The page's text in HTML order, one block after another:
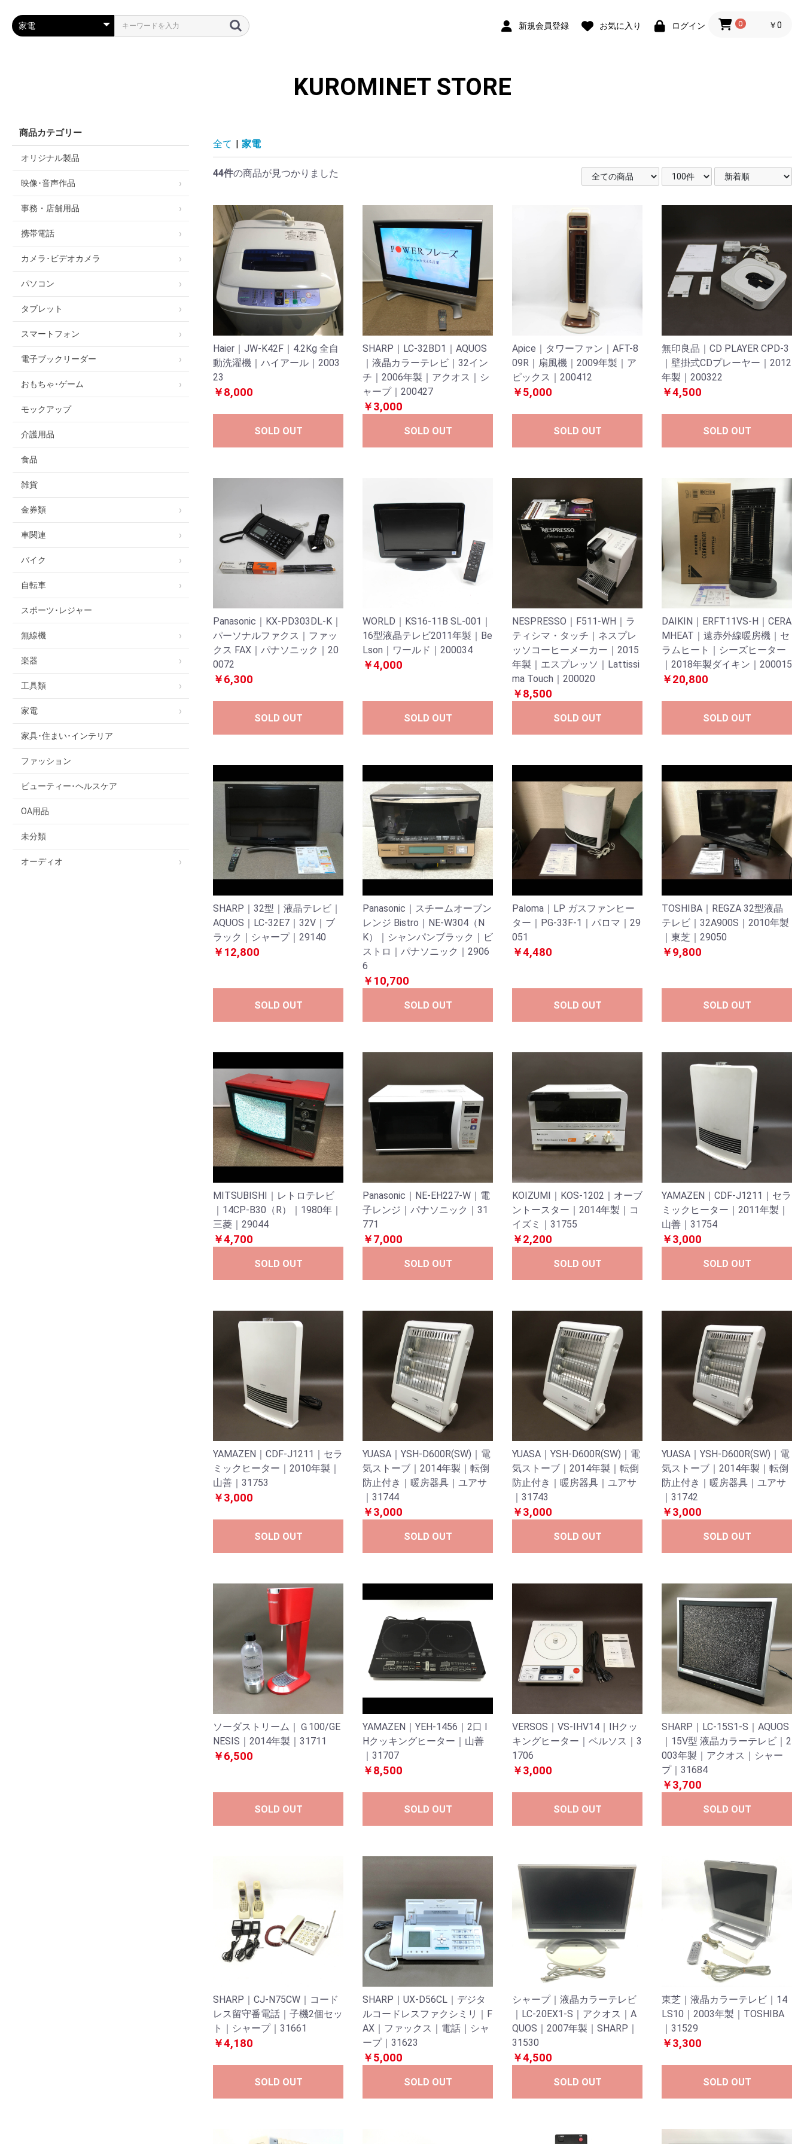
新規会員登録 お気に入り ログイン 0 ￥0
KUROMINET STORE
オリジナル製品
映像･音声作品
事務・店舗用品
携帯電話
カメラ･ビデオカメラ
パソコン
タブレット
スマートフォン
電子ブックリーダー
おもちゃ･ゲーム
モックアップ
介護用品
食品
雑貨
金券類
車関連
バイク
自転車
スポーツ･レジャー
無線機
楽器
工具類
家電
家具･住まい･インテリア
ファッション
ビューティー･ヘルスケア
OA用品
未分類
オーディオ
全て | 家電
44件の商品が見つかりました
Haier｜JW-K42F｜4.2Kg 全自
動洗濯機｜ハイアール｜2003
23
￥8,000
SOLD OUT
SHARP｜LC-32BD1｜AQUOS
｜液晶カラーテレビ｜32イン
チ｜2006年製｜アクオス｜シ
ャープ｜200427
￥3,000
SOLD OUT
Apice｜タワーファン｜AFT-8
09R｜扇風機｜2009年製｜ア
ピックス｜200412
￥5,000
SOLD OUT
無印良品｜CD PLAYER CPD-3
｜壁掛式CDプレーヤー｜2012
年製｜200322
￥4,500
SOLD OUT
Panasonic｜KX-PD303DL-K｜
パーソナルファクス｜ファッ
クス FAX｜パナソニック｜20
0072
￥6,300
SOLD OUT
WORLD｜KS16-11B SL-001｜
16型液晶テレビ2011年製｜Be
Lson｜ワールド｜200034
￥4,000
SOLD OUT
NESPRESSO｜F511-WH｜ラ
ティシマ・タッチ｜ネスプレ
ッソコーヒーメーカー｜2015
年製｜エスプレッソ｜Lattissi
ma Touch｜200020
￥8,500
SOLD OUT
DAIKIN｜ERFT11VS-H｜CERA
MHEAT｜遠赤外線暖房機｜セ
ラムヒート｜シーズヒーター
｜2018年製ダイキン｜200015
￥20,800
SOLD OUT
SHARP｜32型｜液晶テレビ｜
AQUOS｜LC-32E7｜32V｜ブ
ラック｜シャープ｜29140
￥12,800
SOLD OUT
Panasonic｜スチームオーブン
レンジ Bistro｜NE-W304（N
K）｜シャンパンブラック｜ビ
ストロ｜パナソニック｜2906
6
￥10,700
SOLD OUT
Paloma｜LP ガスファンヒー
ター｜PG-33F-1｜パロマ｜29
051
￥4,480
SOLD OUT
TOSHIBA｜REGZA 32型液晶
テレビ｜32A900S｜2010年製
｜東芝｜29050
￥9,800
SOLD OUT
MITSUBISHI｜レトロテレビ
｜14CP-B30（R）｜1980年｜
三菱｜29044
￥4,700
SOLD OUT
Panasonic｜NE-EH227-W｜電
子レンジ｜パナソニック｜31
771
￥7,000
SOLD OUT
KOIZUMI｜KOS-1202｜オーブ
ントースター｜2014年製｜コ
イズミ｜31755
￥2,200
SOLD OUT
YAMAZEN｜CDF-J1211｜セラ
ミックヒーター｜2011年製｜
山善｜31754
￥3,000
SOLD OUT
YAMAZEN｜CDF-J1211｜セラ
ミックヒーター｜2010年製｜
山善｜31753
￥3,000
SOLD OUT
YUASA｜YSH-D600R(SW)｜電
気ストーブ｜2014年製｜転倒
防止付き｜暖房器具｜ユアサ
｜31744
￥3,000
SOLD OUT
YUASA｜YSH-D600R(SW)｜電
気ストーブ｜2014年製｜転倒
防止付き｜暖房器具｜ユアサ
｜31743
￥3,000
SOLD OUT
YUASA｜YSH-D600R(SW)｜電
気ストーブ｜2014年製｜転倒
防止付き｜暖房器具｜ユアサ
｜31742
￥3,000
SOLD OUT
ソーダストリーム｜Ｇ100/GE
NESIS｜2014年製｜31711
￥6,500
SOLD OUT
YAMAZEN｜YEH-1456｜2口 I
Hクッキングヒーター｜山善
｜31707
￥8,500
SOLD OUT
VERSOS｜VS-IHV14｜IHクッ
キングヒーター｜ベルソス｜3
1706
￥3,000
SOLD OUT
SHARP｜LC-15S1-S｜AQUOS
｜15V型 液晶カラーテレビ｜2
003年製｜アクオス｜シャー
プ｜31684
￥3,700
SOLD OUT
SHARP｜CJ-N75CW｜コード
レス留守番電話｜子機2個セッ
ト｜シャープ｜31661
￥4,180
SOLD OUT
SHARP｜UX-D56CL｜デジタ
ルコードレスファクシミリ｜F
AX｜ファックス｜電話｜シャ
ープ｜31623
￥5,000
SOLD OUT
シャープ｜液晶カラーテレビ
｜LC-20EX1-S｜アクオス｜A
QUOS｜2007年製｜SHARP｜
31530
￥4,500
SOLD OUT
東芝｜液晶カラーテレビ｜14
LS10｜2003年製｜TOSHIBA
｜31529
￥3,300
SOLD OUT